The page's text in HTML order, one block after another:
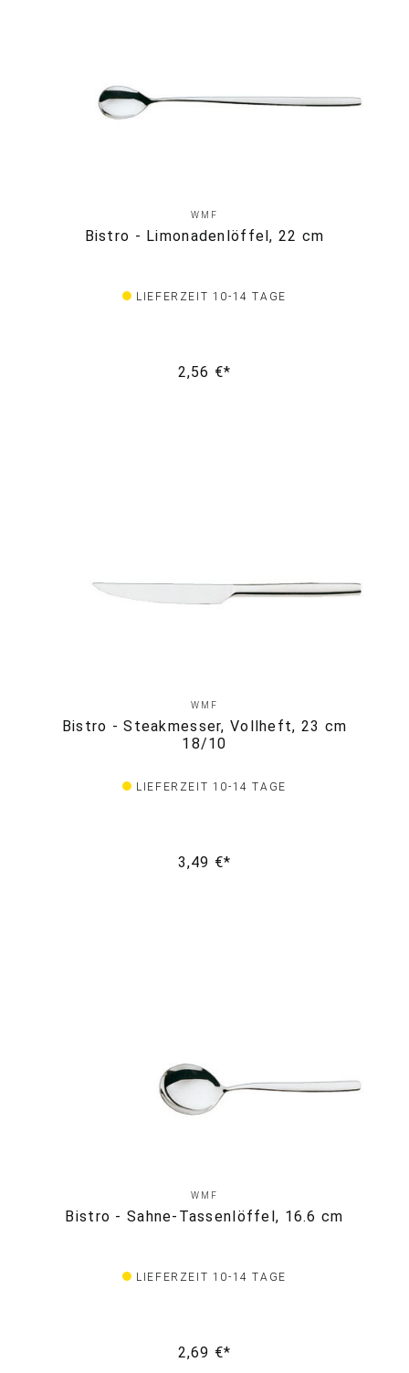
WMF
Bistro - Limonadenlöffel, 22 cm
LIEFERZEIT 10-14 TAGE
2,56 €*
WMF
Bistro - Steakmesser, Vollheft, 23 cm
18/10
LIEFERZEIT 10-14 TAGE
3,49 €*
WMF
Bistro - Sahne-Tassenlöffel, 16.6 cm
LIEFERZEIT 10-14 TAGE
2,69 €*